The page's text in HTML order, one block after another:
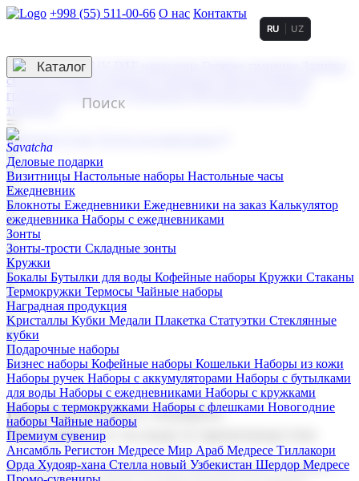
+998 (55) 511-00-66 О нас Контакты
3D гравировка
смолой (Doming)
гравировка твердая
тиснение
RU UZ
☰
Контакты
Каталог
Деловые подарки
Визитницы Настольные наборы Настольные часы
Ежедневник
Блокноты Ежедневники Ежедневники на заказ Калькулятор
ежедневника Наборы с ежедневниками
Зонты
Зонты-трости Складные зонты
Кружки
Бокалы Бутылки для воды Кофейные наборы Кружки Стаканы
Термокружки Термосы Чайные наборы
Наградная продукция
Kристаллы Кубки Медали Плакетка Статуэтки Стеклянные
кубки
Подарочные наборы
Бизнес наборы Кофейные наборы Кошельки Наборы из кожи
Наборы ручек Наборы с аккумуляторами Наборы с бутылками
для воды Наборы с ежедневниками Наборы с кружками
Наборы с термокружками Наборы с флешками Новогодние
наборы Чайные наборы
Премиум сувенир
Ансамбль Регистон Медресе Мир Араб Медресе Тиллакори
Орда Худояр-хана Стелла новый Узбекистан Шердор Медресе
Корпоративные подарки
Поставка со склада и производство
Мы предлагаем широкий выбор корпоративных подарков и